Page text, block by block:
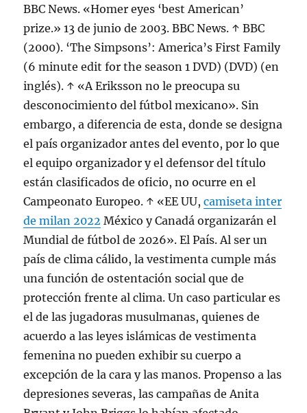
BBC News. «Homer eyes ‘best American’
prize.» 13 de junio de 2003. BBC News. ↑ BBC
(2000). ‘The Simpsons’: America’s First Family
(6 minute edit for the season 1 DVD) (DVD) (en
inglés). ↑ «A Eriksson no le preocupa su
desconocimiento del fútbol mexicano». Sin
embargo, a diferencia de esta, donde se designa
el país organizador antes del evento, por lo que
el equipo organizador y el defensor del título
están clasificados de oficio, no ocurre en el
Campeonato Europeo. ↑ «EE UU,camiseta inter
de milan 2022 México y Canadá organizarán el
Mundial de fútbol de 2026». El País. Al ser un
país de clima cálido, la vestimenta cumple más
una función de ostentación social que de
protección frente al clima. Un caso particular es
el de las jugadoras musulmanas, quienes de
acuerdo a las leyes islámicas de vestimenta
femenina no pueden exhibir su cuerpo a
excepción de la cara y las manos. Propenso a las
depresiones severas, las campañas de Anita